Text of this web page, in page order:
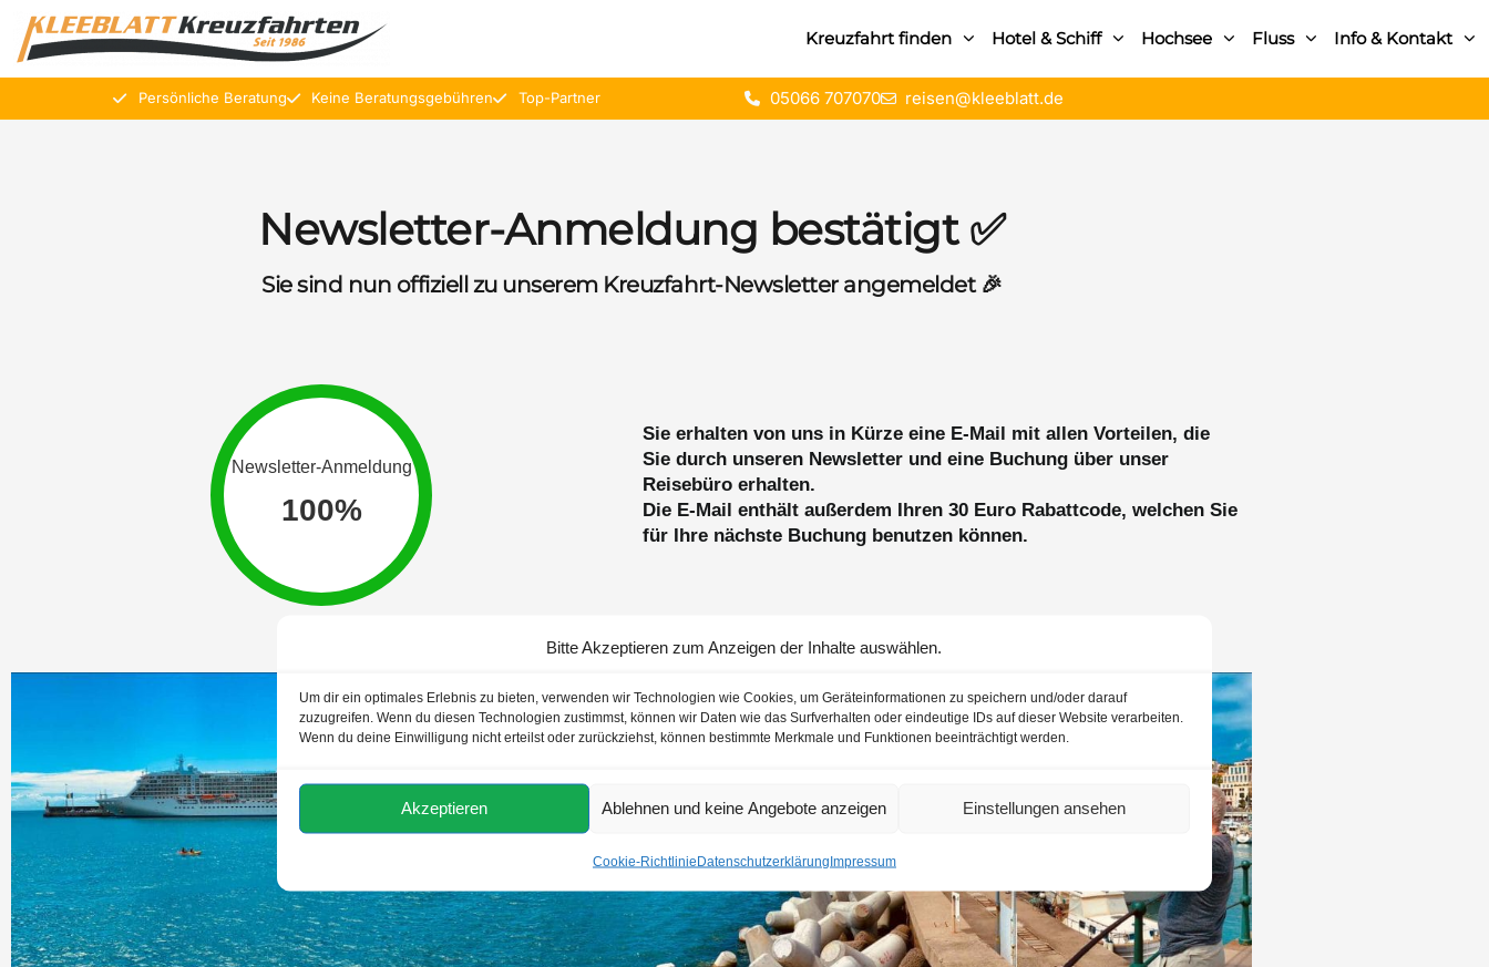
Bitte Akzeptieren zum Anzeigen der Inhalte auswählen.
Um dir ein optimales Erlebnis zu bieten, verwenden wir Technologien wie Cookies, um Geräteinformationen zu speichern und/oder darauf
zuzugreifen. Wenn du diesen Technologien zustimmst, können wir Daten wie das Surfverhalten oder eindeutige IDs auf dieser Website verarbeiten.
Wenn du deine Einwilligung nicht erteilst oder zurückziehst, können bestimmte Merkmale und Funktionen beeinträchtigt werden.
Akzeptieren Ablehnen und keine Angebote anzeigen Einstellungen ansehen
Cookie-RichtlinieDatenschutzerklärungImpressum
Kreuzfahrt finden Hotel & Schiff Hochsee Fluss Info & Kontakt
Persönliche Beratung Keine Beratungsgebühren Top-Partner 05066 707070 reisen@kleeblatt.de
Newsletter-Anmeldung bestätigt ✅
Sie sind nun offiziell zu unserem Kreuzfahrt-Newsletter angemeldet 🎉
Newsletter-Anmeldung
100%
Sie erhalten von uns in Kürze eine E-Mail mit allen Vorteilen, die
Sie durch unseren Newsletter und eine Buchung über unser
Reisebüro erhalten.
Die E-Mail enthält außerdem Ihren 30 Euro Rabattcode, welchen Sie
für Ihre nächste Buchung benutzen können.